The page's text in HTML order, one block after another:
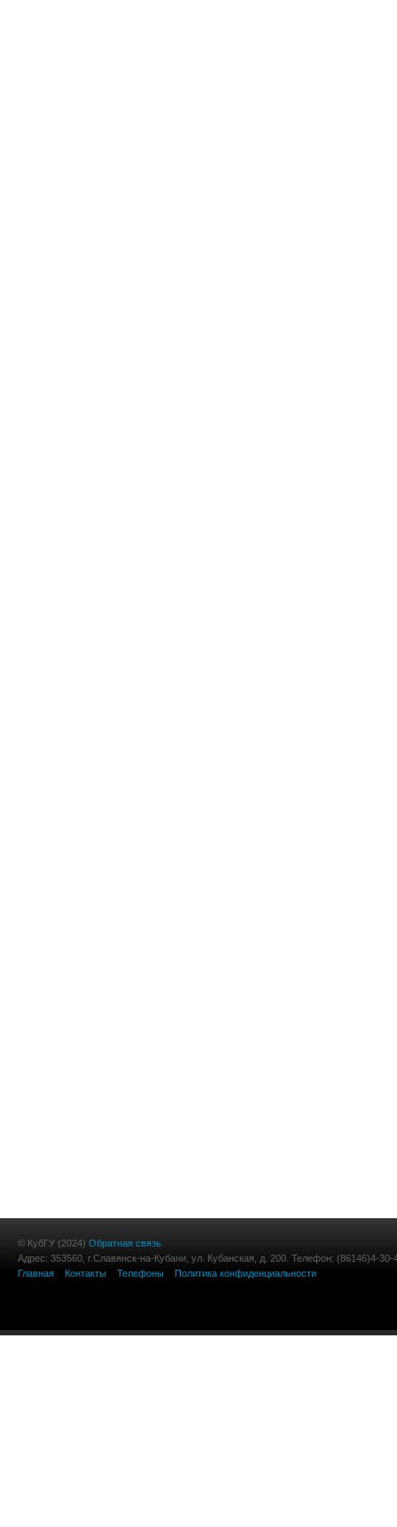
© КубГУ (2024) Обратная связь
Адрес: 353560, г.Славянск-на-Кубани, ул. Кубанская, д. 200. Телефон: (86146)4-30-
Главная
Контакты Телефоны Политика конфиденциальности